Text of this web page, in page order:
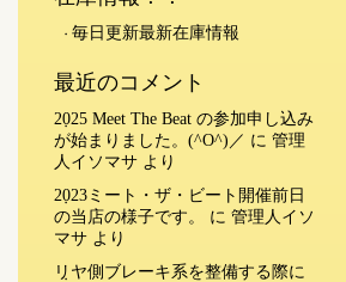
毎日更新最新在庫情報
最近のコメント
2025 Meet The Beat の参加申し込み
が始まりました。(^O^)／ に 管理
人イソマサ より
2023ミート・ザ・ビート開催前日
の当店の様子です。
に 管理人イソ
マサ より
リヤ側ブレーキ系を整備する際に